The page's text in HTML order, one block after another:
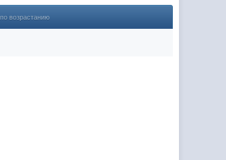
по возрастанию